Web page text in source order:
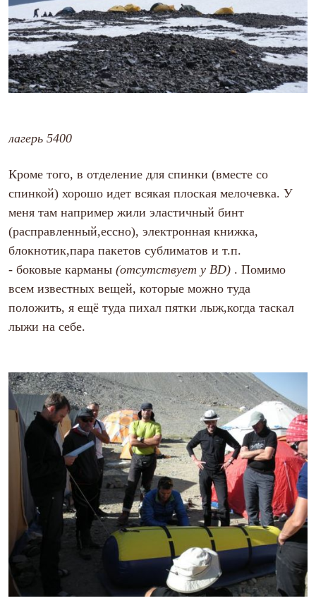
лагерь 5400
Кроме того, в отделение для спинки (вместе со
спинкой) хорошо идет всякая плоская мелочевка. У
меня там например жили эластичный бинт
(расправленный,ессно), электронная книжка,
блокнотик,пара пакетов сублиматов и т.п.
- боковые карманы (отсутствует у BD) . Помимо
всем известных вещей, которые можно туда
положить, я ещё туда пихал пятки лыж,когда таскал
лыжи на себе.